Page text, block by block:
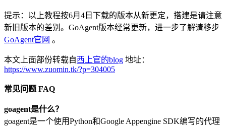
提示：以上教程按6月4日下载的版本从新更定，搭建是请注意
新旧版本的差别。GoAgent版本经常更新，进一步了解请移步
GoAgent官网 。
本文上面部份转载自西上官的blog 地址：
https://www.zuomin.tk/?p=304005
常见问题 FAQ
goagent是什么？
goagent是一个使用Python和Google Appengine SDK编写的代理